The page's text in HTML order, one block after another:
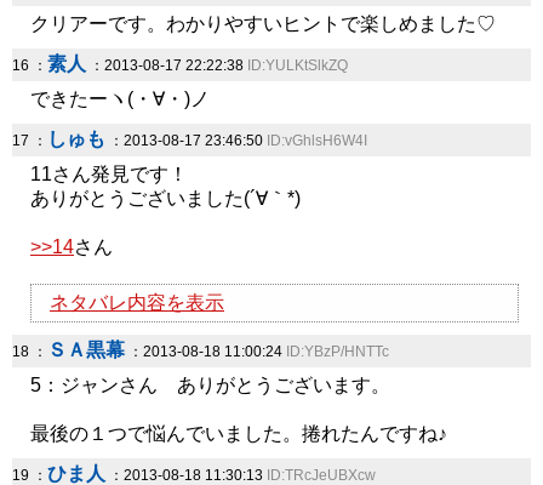
クリアーです。わかりやすいヒントで楽しめました♡
16 ： 素人 ：2013-08-17 22:22:38 ID:YULKtSlkZQ
できたーヽ(・∀・)ノ
17 ： しゅも ：2013-08-17 23:46:50 ID:vGhlsH6W4I
11さん発見です！
ありがとうございました(´∀｀*)
>>14さん
ネタバレ内容を表示
18 ： ＳＡ黒幕 ：2013-08-18 11:00:24 ID:YBzP/HNTTc
5：ジャンさん ありがとうございます。
最後の１つで悩んでいました。捲れたんですね♪
19 ： ひま人 ：2013-08-18 11:30:13 ID:TRcJeUBXcw